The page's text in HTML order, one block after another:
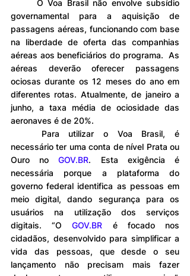
governamental para a aquisição de
passagens aéreas, funcionando com base
na liberdade de oferta das companhias
aéreas aos beneficiários do programa.  As
aéreas deverão oferecer passagens
ociosas durante os 12 meses do ano em
diferentes rotas. Atualmente, de janeiro a
junho, a taxa média de ociosidade das
aeronaves é de 20%.
necessário ter uma conta de nível Prata ou
Ouro no GOV.BR. Esta exigência é
necessária porque a plataforma do
governo federal identifica as pessoas em
meio digital, dando segurança para os
usuários na utilização dos serviços
digitais. “O GOV.BR é focado nos
cidadãos, desenvolvido para simplificar a
vida das pessoas, que desde o seu
lançamento não precisam mais fazer